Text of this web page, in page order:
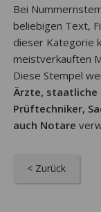
Bei
beliebigen Text,
dieser Kategorie
meistverkauften
Diese Stempel
Ärzte, staatliche
Prüftechniker,
auch Notare
< Zurück